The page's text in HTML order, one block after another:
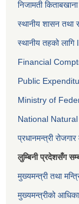
निजामती किताबखाना
स्थानीय शासन तथा
स्थानीय तहको
Financial
Public
Ministry of
National
प्रधानमन्त्री
लुम्बिनी प्रदेशसँग
मुख्यमन्त्री तथा
मुख्यमन्त्रीको